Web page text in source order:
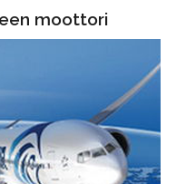
moottori